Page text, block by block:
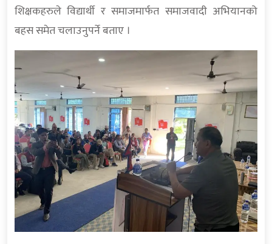
शिक्षकहरुले विद्यार्थी र समाजमार्फत समाजवादी अभियानको
बहस समेत चलाउनुपर्ने बताए ।